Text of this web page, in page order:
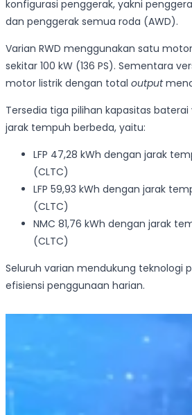
konfigurasi penggerak, yakni
dan penggerak semua roda (AWD).
Varian RWD menggunakan satu
sekitar 100 kW (136 PS). Sementara
motor listrik dengan total output
Tersedia tiga pilihan kapasitas
jarak tempuh berbeda, yaitu:
LFP 47,28 kWh dengan jarak
(CLTC)
LFP 59,93 kWh dengan jarak
(CLTC)
NMC 81,76 kWh dengan jarak
(CLTC)
Seluruh varian mendukung teknologi
efisiensi penggunaan harian.